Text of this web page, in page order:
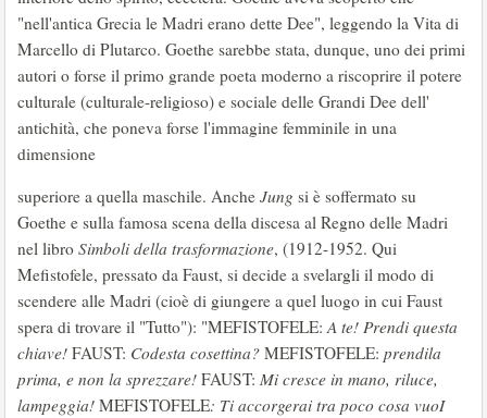
"nell'antica Grecia le Madri erano dette Dee", leggendo la Vita di
Marcello di Plutarco. Goethe sarebbe stata, dunque, uno dei primi
autori o forse il primo grande poeta moderno a riscoprire il potere
culturale (culturale-religioso) e sociale delle Grandi Dee dell'
antichità, che poneva forse l'immagine femminile in una
dimensione
superiore a quella maschile. Anche Jung si è soffermato su
Goethe e sulla famosa scena della discesa al Regno delle Madri
nel libro Simboli della trasformazione, (1912-1952. Qui
Mefistofele, pressato da Faust, si decide a svelargli il modo di
scendere alle Madri (cioè di giungere a quel luogo in cui Faust
spera di trovare il "Tutto"): "MEFISTOFELE:A te! Prendi questa
chiave! FAUST: Codesta cosettina? MEFISTOFELE: prendila
prima, e non la sprezzare! FAUST: Mi cresce in mano, riluce,
lampeggia! MEFISTOFELE: Ti accorgerai tra poco cosa vuoI